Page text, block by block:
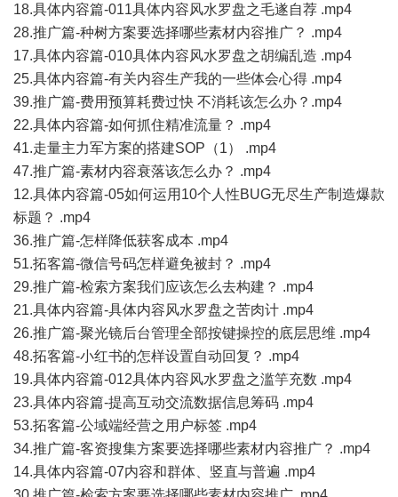
18.具体内容篇-011具体内容风水罗盘之毛遂自荐 .mp4
28.推广篇-种树方案要选择哪些素材内容推广？ .mp4
17.具体内容篇-010具体内容风水罗盘之胡编乱造 .mp4
25.具体内容篇-有关内容生产我的一些体会心得 .mp4
39.推广篇-费用预算耗费过快 不消耗该怎么办？.mp4
22.具体内容篇-如何抓住精准流量？ .mp4
41.走量主力军方案的搭建SOP（1） .mp4
47.推广篇-素材内容衰落该怎么办？ .mp4
12.具体内容篇-05如何运用10个人性BUG无尽生产制造爆款
标题？ .mp4
36.推广篇-怎样降低获客成本 .mp4
51.拓客篇-微信号码怎样避免被封？ .mp4
29.推广篇-检索方案我们应该怎么去构建？ .mp4
21.具体内容篇-具体内容风水罗盘之苦肉计 .mp4
26.推广篇-聚光镜后台管理全部按键操控的底层思维 .mp4
48.拓客篇-小红书的怎样设置自动回复？ .mp4
19.具体内容篇-012具体内容风水罗盘之滥竽充数 .mp4
23.具体内容篇-提高互动交流数据信息筹码 .mp4
53.拓客篇-公域端经营之用户标签 .mp4
34.推广篇-客资搜集方案要选择哪些素材内容推广？ .mp4
14.具体内容篇-07内容和群体、竖直与普遍 .mp4